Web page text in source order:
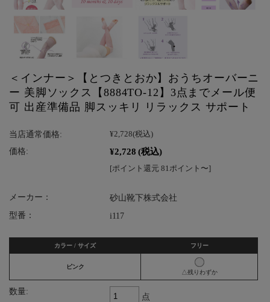
＜インナー＞【とつきとおか】おうちオーバーニ
ー 美脚ソックス【8884TO-12】3点までメール便
可 出産準備品 脚スッキリ リラックス サポート
当店通常価格: ¥2,728(税込)
価格: ¥2,728 (税込)
[ポイント還元 81ポイント〜]
メーカー：
砂山靴下株式会社
型番：
i117
カラー / サイズ フリー
ピンク
△残りわずか
数量:
点